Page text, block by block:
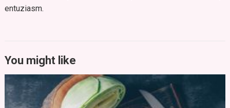
entuziasm.
You might like